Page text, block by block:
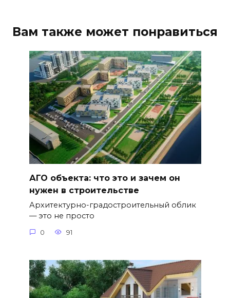
Вам также может понравиться
АГО объекта: что это и зачем он
нужен в строительстве
Архитектурно-градостроительный облик
— это не просто
0 91